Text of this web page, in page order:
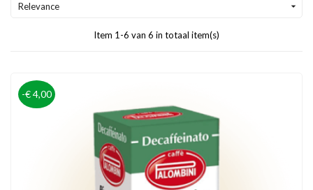
Relevance 
Item 1-6 van 6 in totaal item(s)
-€ 4,00